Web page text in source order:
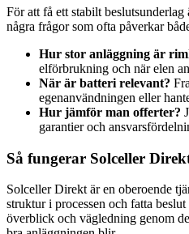
För att få ett stabilt
några frågor som ofta påverkar
Hur stor anläggning är
elförbrukning och när elen
När är batteri relevant?
egenanvändningen eller
Hur jämför man offerter?
garantier och
Så fungerar Solceller
Solceller Direkt är en oberoende
struktur i processen och fatta
överblick och vägledning genom